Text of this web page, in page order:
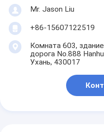
Mr. Jason Liu
+86-15607122519
Комната 603,
дорога No.888
Ухань, 430017